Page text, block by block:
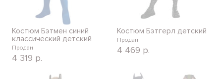
Костюм Бэтмен синий
классический детский
Продан
4 319 р.
Костюм Бэтгерл детский
Продан
4 469 р.